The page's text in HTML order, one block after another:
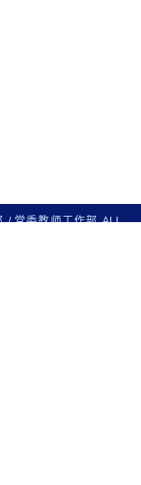
/ 党委教师工作部 ALL